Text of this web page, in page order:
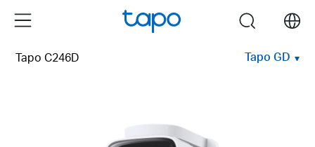
Menu search
Tapo C246D Tapo GD